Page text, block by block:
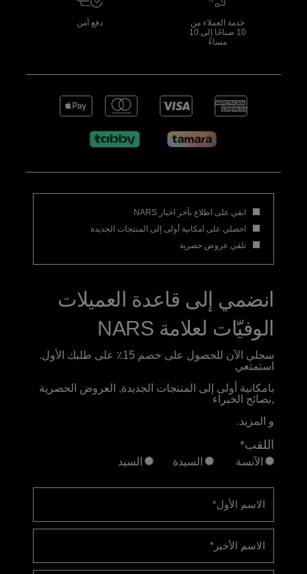
خدمة العملاء من
10 صباحًا إلى 10
مساءً
دفع آمن
ابقي على اطلاع بآخر اخبار NARS
احصلي على امكانية أولى إلى المنتجات الجديدة
تلقي عروض حصرية
انضمي إلى قاعدة العميلات
الوفيّات لعلامة NARS
سجلي الآن للحصول على خصم 15٪ على طلبك الأول.
استمتعي
بامكانية أولى إلى المنتجات الجديدة, العروض الحصرية
,نصائح الخبراء
و المزيد.
اللقب*
الآنسة السيدة السيد
الاسم الأول*
الاسم الأخير *